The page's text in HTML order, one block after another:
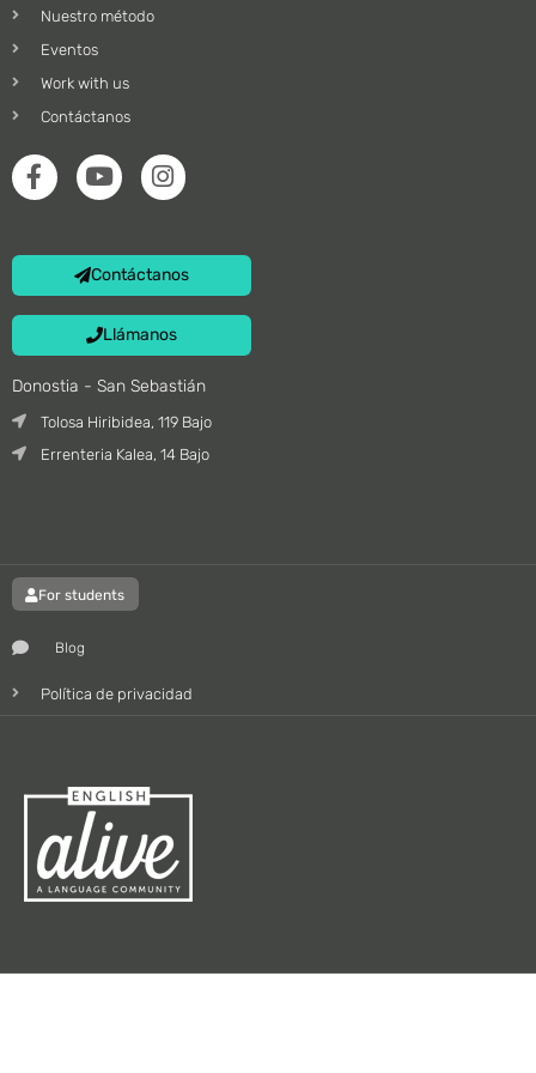
Nuestro método
Eventos
Work with us
Contáctanos
Contáctanos
Llámanos
Donostia - San Sebastián
Tolosa Hiribidea, 119 Bajo
Errenteria Kalea, 14 Bajo
For students
Blog
Política de privacidad